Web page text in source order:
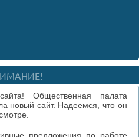
Общественная палата
новый сайт. Надеемся, что он